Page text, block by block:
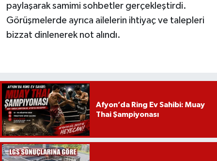
paylaşarak samimi sohbetler gerçekleştirdi.
Görüşmelerde ayrıca ailelerin ihtiyaç ve talepleri
bizzat dinlenerek not alındı.
Afyon’da Ring Ev Sahibi: Muay
Thai Şampiyonası